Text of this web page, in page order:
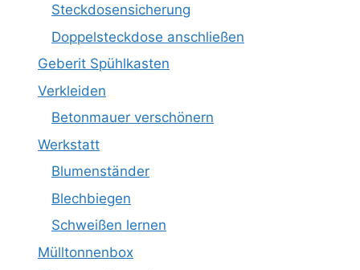
Steckdosensicherung
Doppelsteckdose anschließen
Geberit Spühlkasten
Verkleiden
Betonmauer verschönern
Werkstatt
Blumenständer
Blechbiegen
Schweißen lernen
Mülltonnenbox